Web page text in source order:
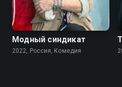
7.6
Модный синдикат
2022, Россия, Комедия